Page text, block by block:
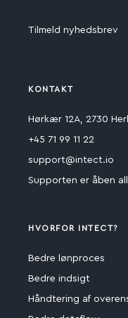
Tilmeld nyhedsbrev
KONTAKT
Hørkær 12A, 2730
+45 71 99 11 22
support@intect.io
Supporten er åben
HVORFOR INTECT?
Bedre lønproces
Bedre indsigt
Håndtering af